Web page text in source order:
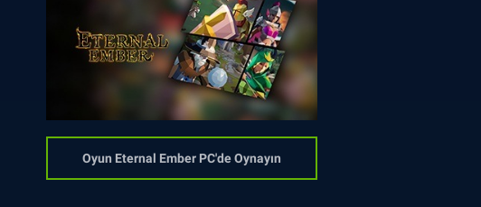
Oyun Eternal Ember PC'de Oynayın